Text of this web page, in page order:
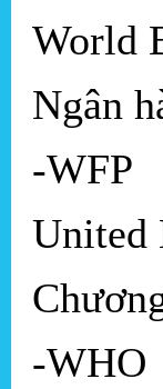
World
Ngân
-
United
-WHO